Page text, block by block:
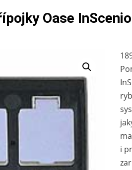
Oase
i